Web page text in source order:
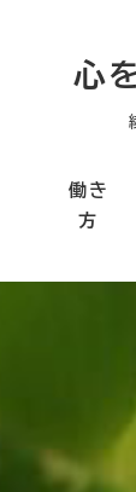
心
働き
方